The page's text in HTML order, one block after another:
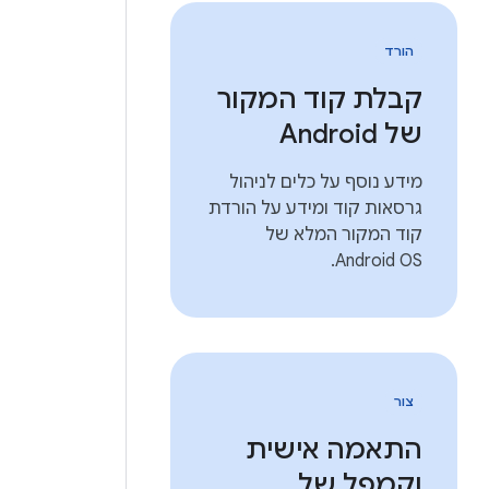
הורד
קבלת קוד המקור
של Android
מידע נוסף על כלים לניהול
גרסאות קוד ומידע על הורדת
קוד המקור המלא של
Android OS.
צור
התאמה אישית